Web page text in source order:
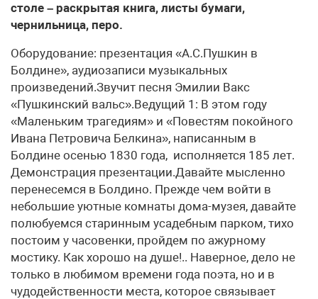
столе – раскрытая книга, листы бумаги,
чернильница, перо.
Оборудование: презентация «А.С.Пушкин в
Болдине», аудиозаписи музыкальных
произведений.Звучит песня Эмилии Вакс
«Пушкинский вальс».Ведущий 1: В этом году
«Маленьким трагедиям» и «Повестям покойного
Ивана Петровича Белкина», написанным в
Болдине осенью 1830 года, исполняется 185 лет.
Демонстрация презентации.Давайте мысленно
перенесемся в Болдино. Прежде чем войти в
небольшие уютные комнаты дома-музея, давайте
полюбуемся старинным усадебным парком, тихо
постоим у часовенки, пройдем по ажурному
мостику. Как хорошо на душе!.. Наверное, дело не
только в любимом времени года поэта, но и в
чудодейственности места, которое связывает